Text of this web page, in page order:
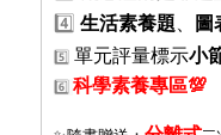
4️⃣ 生活素養題 圖
5️⃣ 單元評量標示小
6️⃣ 科學素養專區💯